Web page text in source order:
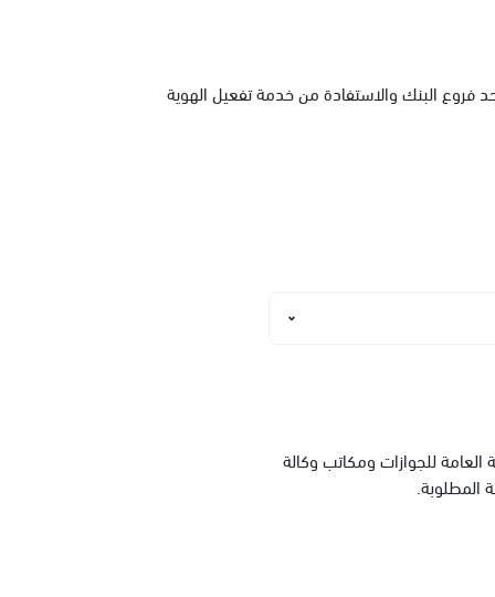
فروع البنك والاستفادة من خدمة تفعيل الهوية
للجوازات ومكاتب وكالة
المطلوبة.